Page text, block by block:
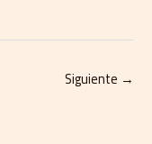
Siguiente →